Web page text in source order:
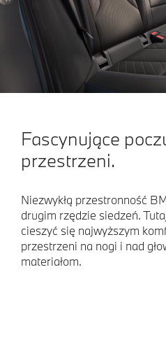
Fascynujące
przestrzeni.
Niezwykłą przestronność
drugim rzędzie siedzeń.
cieszyć się najwyższym
przestrzeni na nogi i nad
materiałom.